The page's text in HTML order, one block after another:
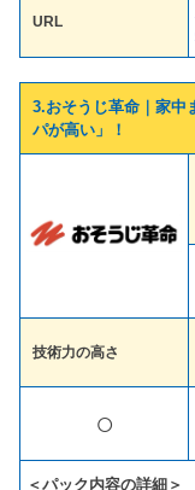
URL
3.おそうじ革命｜家中
パが高い」！
技術力の高さ
○
＜パック内容の詳細＞